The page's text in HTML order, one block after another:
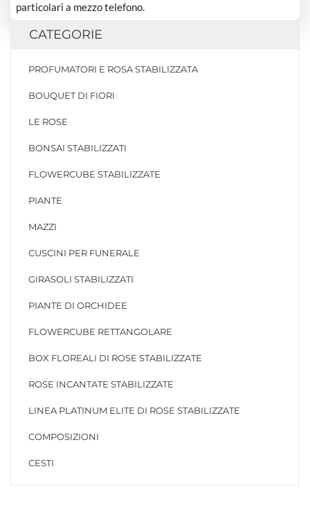
particolari a mezzo telefono.
CATEGORIE
PROFUMATORI E ROSA STABILIZZATA
BOUQUET DI FIORI
LE ROSE
BONSAI STABILIZZATI
FLOWERCUBE STABILIZZATE
PIANTE
MAZZI
CUSCINI PER FUNERALE
GIRASOLI STABILIZZATI
PIANTE DI ORCHIDEE
FLOWERCUBE RETTANGOLARE
BOX FLOREALI DI ROSE STABILIZZATE
ROSE INCANTATE STABILIZZATE
LINEA PLATINUM ELITE DI ROSE STABILIZZATE
COMPOSIZIONI
CESTI